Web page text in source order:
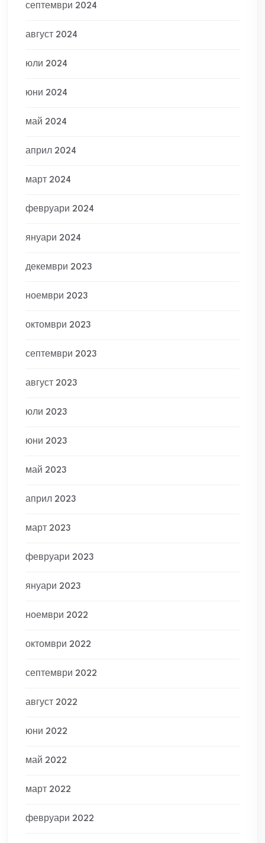
септември 2024
август 2024
юли 2024
юни 2024
май 2024
април 2024
март 2024
февруари 2024
януари 2024
декември 2023
ноември 2023
октомври 2023
септември 2023
август 2023
юли 2023
юни 2023
май 2023
април 2023
март 2023
февруари 2023
януари 2023
ноември 2022
октомври 2022
септември 2022
август 2022
юни 2022
май 2022
март 2022
февруари 2022